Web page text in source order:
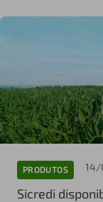
PRODUTOS 14/
Sicredi